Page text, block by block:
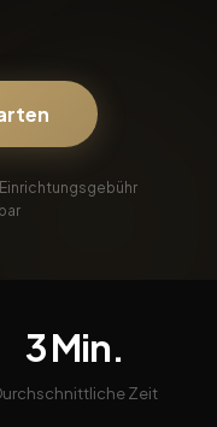
3 Min.
Zeit